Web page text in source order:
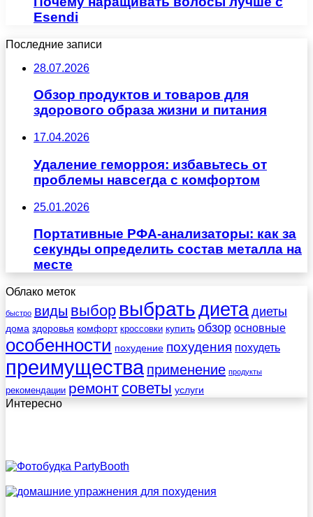
Esendi
Последние записи
28.07.2026
Обзор продуктов и товаров для
здорового образа жизни и питания
17.04.2026
Удаление геморроя: избавьтесь от
проблемы навсегда с комфортом
25.01.2026
Портативные РФА-анализаторы: как за
секунды определить состав металла на
месте
Облако меток
быстро виды выбор выбратьдиета диеты
дома здоровья комфорт кроссовки купить обзор основные
особенности похудение похудения похудеть
преимущества применение продукты
рекомендации ремонт советы услуги
Интересно